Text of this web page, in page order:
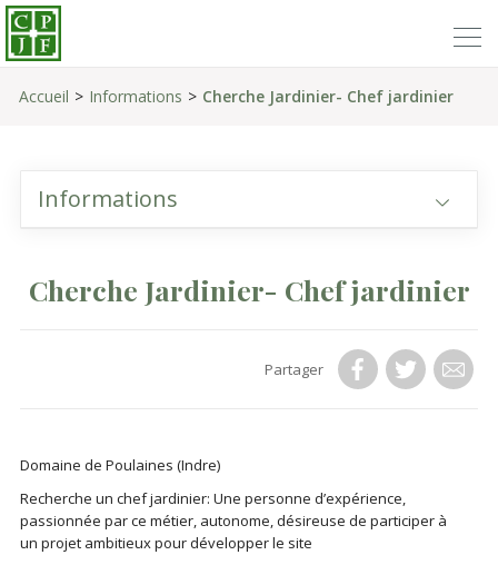
Accueil Informations Cherche Jardinier- Chef jardinier
Informations
Cherche Jardinier- Chef jardinier
Partager
Domaine de Poulaines (Indre)
Recherche un chef jardinier: Une personne d’expérience,
passionnée par ce métier, autonome, désireuse de participer à
un projet ambitieux pour développer le site